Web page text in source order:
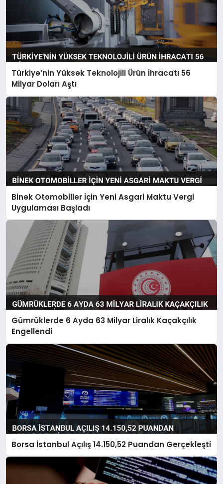
Türkiye’nin Yüksek Teknolojili Ürün İhracatı 56
Milyar Doları Aştı
Binek Otomobiller İçin Yeni Asgari Maktu Vergi
Uygulaması Başladı
Gümrüklerde 6 Ayda 63 Milyar Liralık Kaçakçılık
Engellendi
Borsa İstanbul Açılış 14.150,52 Puandan Gerçekleşti